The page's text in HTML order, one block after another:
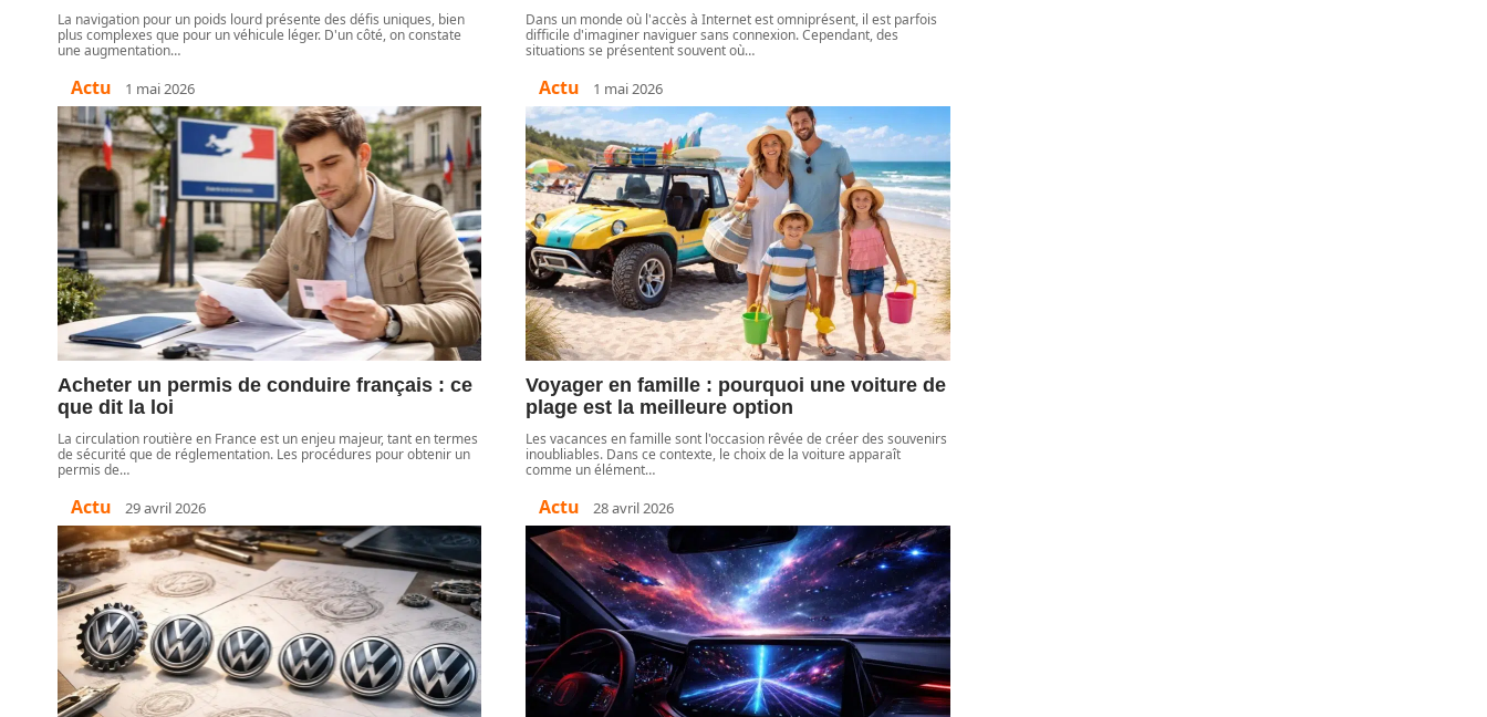
La navigation pour un poids lourd présente des défis uniques, bien
plus complexes que pour un véhicule léger. D'un côté, on constate
une augmentation…
Actu 1 mai 2026
Dans un monde où l'accès à Internet est omniprésent, il est parfois
difficile d'imaginer naviguer sans connexion. Cependant, des
situations se présentent souvent où…
Actu 1 mai 2026
Acheter un permis de conduire français : ce
que dit la loi
La circulation routière en France est un enjeu majeur, tant en termes
de sécurité que de réglementation. Les procédures pour obtenir un
permis de…
Actu 29 avril 2026
Voyager en famille : pourquoi une voiture de
plage est la meilleure option
Les vacances en famille sont l'occasion rêvée de créer des souvenirs
inoubliables. Dans ce contexte, le choix de la voiture apparaît
comme un élément…
Actu 28 avril 2026